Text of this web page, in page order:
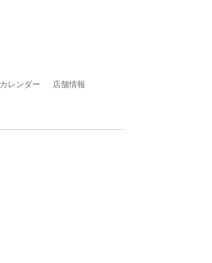
カレンダー 店舗情報